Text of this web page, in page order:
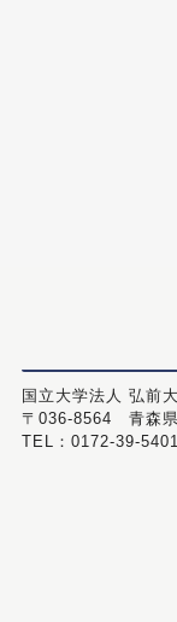
国立大学法人 弘前
〒036-8564 青森
TEL：0172-39-